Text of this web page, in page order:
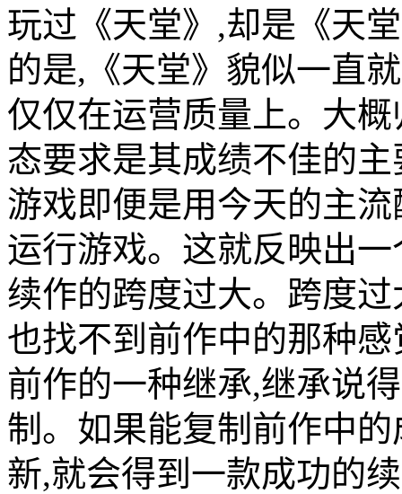
玩过《天堂》,却是《天
的是,《天堂》貌似一直
仅仅在运营质量上。大
态要求是其成绩不佳的
游戏即便是用今天的主
运行游戏。这就反映出
续作的跨度过大。跨度
也找不到前作中的那种
前作的一种继承,继承说
制。如果能复制前作中
新,就会得到一款成功的